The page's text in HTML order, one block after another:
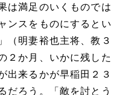
は満足のいくものでは
ンスをものにするとい
（明妻裕也主将、教３
２か月、いかに残した
出来るかが早稲田２３
だろう。「敵を討とう